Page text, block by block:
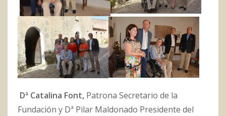
Dª Catalina Font, Patrona Secretario de la
Fundación y Dª Pilar Maldonado Presidente del